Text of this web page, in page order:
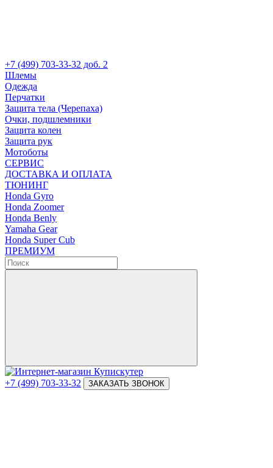
+7 (499) 703-33-32 доб. 2
Шлемы
Одежда
Перчатки
Защита тела (Черепаха)
Очки, подшлемники
Защита колен
Защита рук
Мотоботы
СЕРВИС
ДОСТАВКА И ОПЛАТА
ТЮНИНГ
Honda Gyro
Honda Zoomer
Honda Benly
Yamaha Gear
Honda Super Cub
ПРЕМИУМ
+7 (499) 703-33-32 ЗАКАЗАТЬ ЗВОНОК